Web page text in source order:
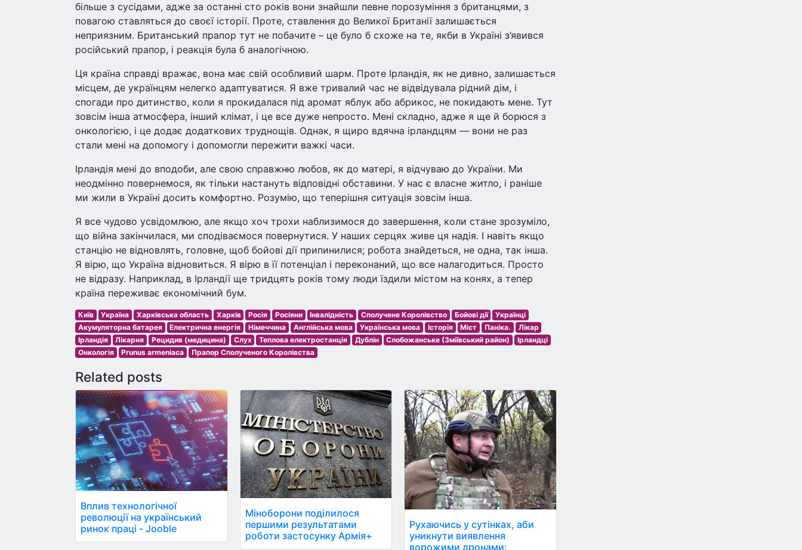
більше з сусідами, адже за останні сто років вони знайшли певне порозуміння з британцями, з
повагою ставляться до своєї історії. Проте, ставлення до Великої Британії залишається
неприязним. Британський прапор тут не побачите – це було б схоже на те, якби в Україні з’явився
російський прапор, і реакція була б аналогічною.
Ця країна справді вражає, вона має свій особливий шарм. Проте Ірландія, як не дивно, залишається
місцем, де українцям нелегко адаптуватися. Я вже тривалий час не відвідувала рідний дім, і
спогади про дитинство, коли я прокидалася під аромат яблук або абрикос, не покидають мене. Тут
зовсім інша атмосфера, інший клімат, і це все дуже непросто. Мені складно, адже я ще й борюся з
онкологією, і це додає додаткових труднощів. Однак, я щиро вдячна ірландцям — вони не раз
стали мені на допомогу і допомогли пережити важкі часи.
Ірландія мені до вподоби, але свою справжню любов, як до матері, я відчуваю до України. Ми
неодмінно повернемося, як тільки настануть відповідні обставини. У нас є власне житло, і раніше
ми жили в Україні досить комфортно. Розумію, що теперішня ситуація зовсім інша.
Я все чудово усвідомлюю, але якщо хоч трохи наблизимося до завершення, коли стане зрозуміло,
що війна закінчилася, ми сподіваємося повернутися. У наших серцях живе ця надія. І навіть якщо
станцію не відновлять, головне, щоб бойові дії припинилися; робота знайдеться, не одна, так інша.
Я вірю, що Україна відновиться. Я вірю в її потенціал і переконаний, що все налагодиться. Просто
не відразу. Наприклад, в Ірландії ще тридцять років тому люди їздили містом на конях, а тепер
країна переживає економічний бум.
Київ Україна Харківська область Харків Росія Росіяни Інвалідність Сполучене Королівство Бойові дії
Українці
Акумуляторна батарея
Електрична енергія Німеччина Англійська мова Українська мова Історія Міст Паніка.
Лікар
Ірландія
Лікарня Рецидив (медицина) Слух Теплова електростанція Дублін Слобожанське (Зміївський район)
Ірландці
Онкологія
Prunus armeniaca Прапор Сполученого Королівства
Related posts
Вплив технологічної
революції на український
ринок праці - Jooble
Міноборони поділилося
першими результатами
роботи застосунку Армія+
Рухаючись у сутінках, аби
уникнути виявлення
ворожими дронами: